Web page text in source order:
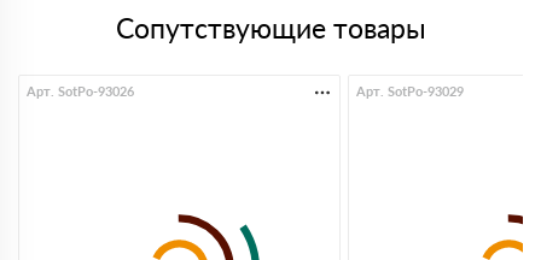
Сопутствующие товары
Арт. SotPo-93026 Арт. SotPo-93029